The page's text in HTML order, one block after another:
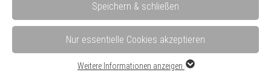
Speichern & schließen
Nur essentielle Cookies akzeptieren
Weitere Informationen anzeigen